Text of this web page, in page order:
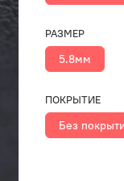
РАЗМЕР
5.8мм
ПОКРЫТИЕ
Без